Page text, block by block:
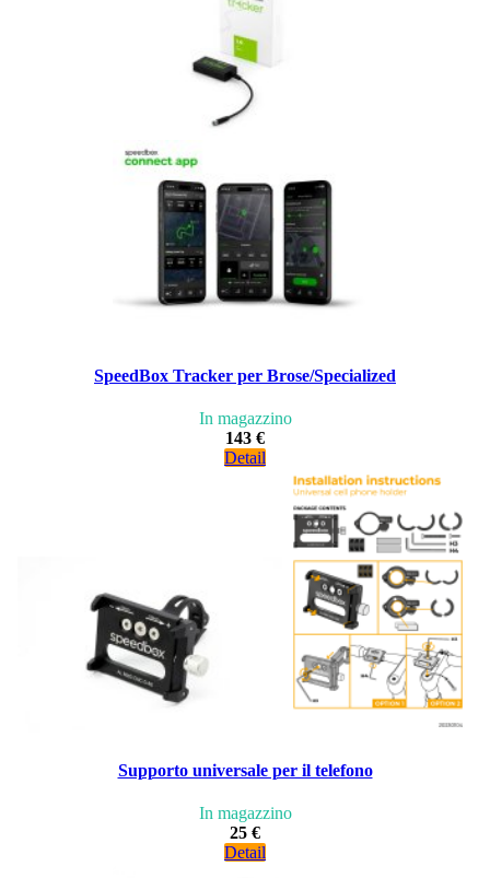
SpeedBox Tracker per Brose/Specialized
In magazzino
143 €
Detail
Supporto universale per il telefono
In magazzino
25 €
Detail